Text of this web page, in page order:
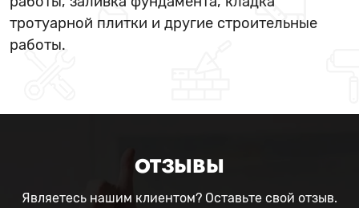
тротуарной плитки и другие строительные
работы.
ОТЗЫВЫ
Являетесь нашим клиентом? Оставьте свой отзыв.